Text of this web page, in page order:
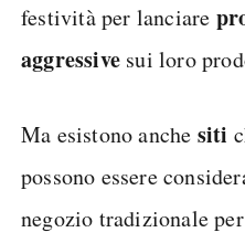
festività per lanciare
aggressive sui loro
Ma esistono anche siti
possono essere
negozio tradizionale